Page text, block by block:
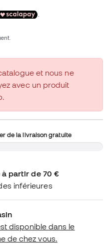
et nous ne
avec un produit
de la livraison gratuite
partir de 70 €
inférieures
disponible dans le
de chez vous.